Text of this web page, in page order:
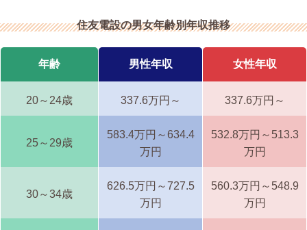
住友電設の男女年齢別年収推移
年齢 男性年収 女性年収
20～24歳 337.6万円～ 337.6万円～
25～29歳
583.4万円～634.4
万円
532.8万円～513.3
万円
30～34歳
626.5万円～727.5
万円
560.3万円～548.9
万円